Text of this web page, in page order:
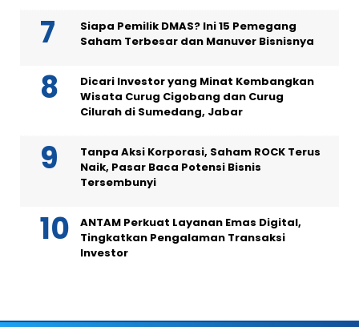
Siapa Pemilik DMAS? Ini 15 Pemegang
Saham Terbesar dan Manuver Bisnisnya
Dicari Investor yang Minat Kembangkan
Wisata Curug Cigobang dan Curug
Cilurah di Sumedang, Jabar
Tanpa Aksi Korporasi, Saham ROCK Terus
Naik, Pasar Baca Potensi Bisnis
Tersembunyi
ANTAM Perkuat Layanan Emas Digital,
Tingkatkan Pengalaman Transaksi
Investor